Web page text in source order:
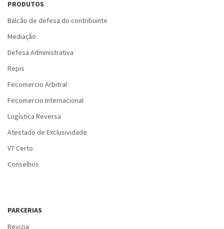
PRODUTOS
Balcão de defesa do contribuinte
Mediação
Defesa Administrativa
Repis
Fecomercio Arbitral
Fecomercio Internacional
Logística Reversa
Atestado de Exclusividade
VT Certo
Conselhos
PARCERIAS
Revizia